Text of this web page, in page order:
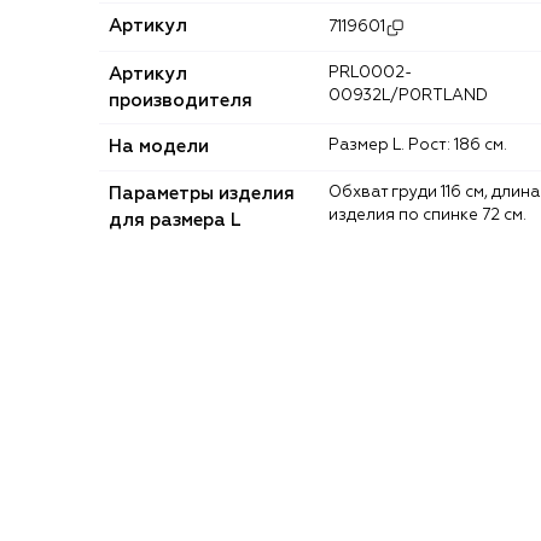
Артикул 7119601
Артикул
производителя
PRL0002-
00932L/P0RTLAND
На модели Размер L. Рост: 186 см.
Параметры изделия
для размера L
Обхват груди 116 см, длина
изделия по спинке 72 см.